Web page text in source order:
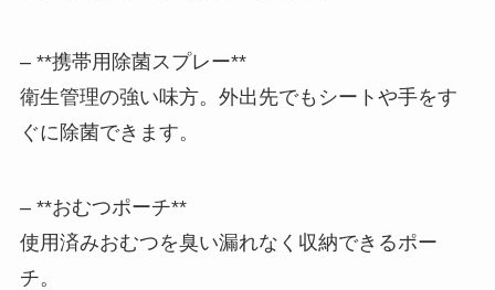
– **携帯用除菌スプレー**
衛生管理の強い味方。外出先でもシートや手をす
ぐに除菌できます。
– **おむつポーチ**
使用済みおむつを臭い漏れなく収納できるポー
チ。